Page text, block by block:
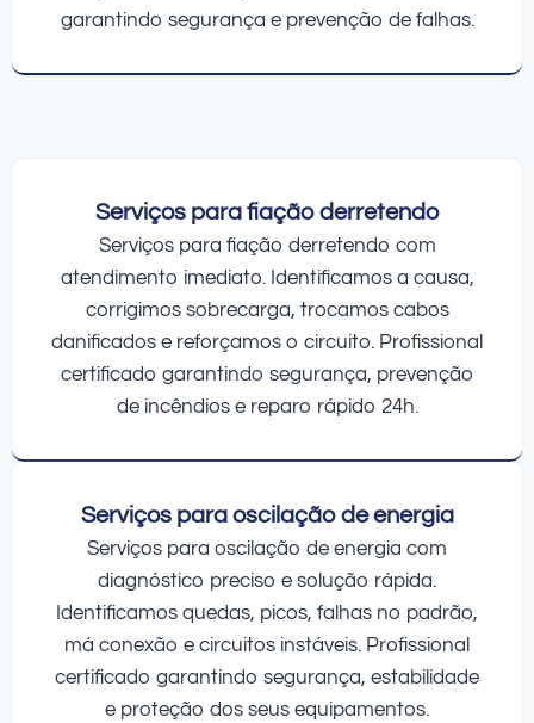
garantindo segurança e prevenção de falhas.
Serviços para fiação derretendo
Serviços para fiação derretendo com
atendimento imediato. Identificamos a causa,
corrigimos sobrecarga, trocamos cabos
danificados e reforçamos o circuito. Profissional
certificado garantindo segurança, prevenção
de incêndios e reparo rápido 24h.
Serviços para oscilação de energia
Serviços para oscilação de energia com
diagnóstico preciso e solução rápida.
Identificamos quedas, picos, falhas no padrão,
má conexão e circuitos instáveis. Profissional
certificado garantindo segurança, estabilidade
e proteção dos seus equipamentos.